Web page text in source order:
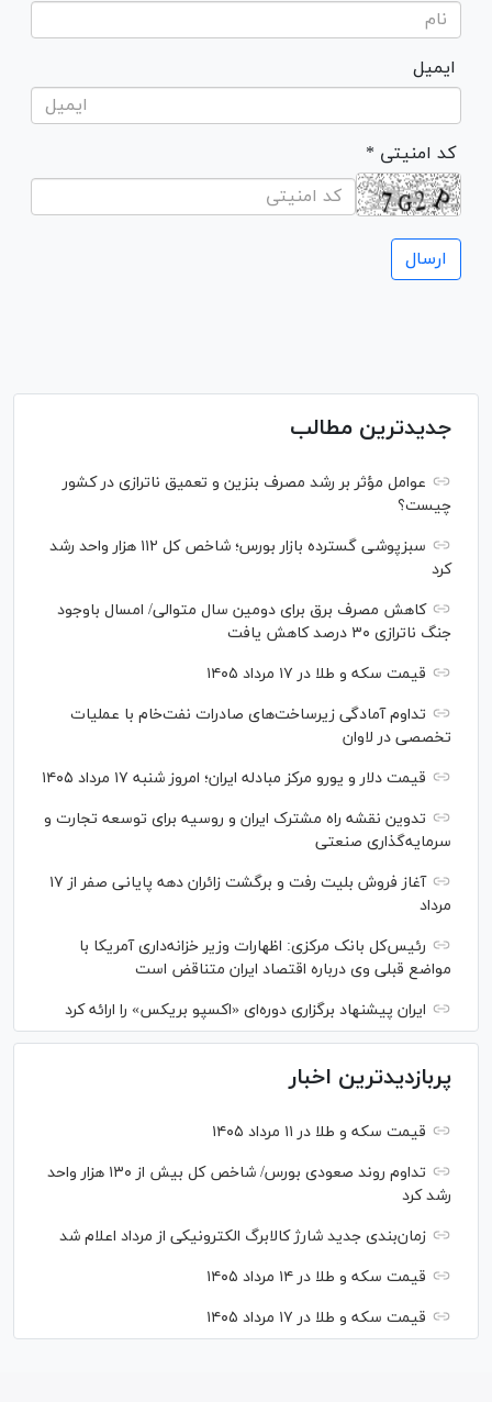
ایمیل
* کد امنیتی
جدیدترین مطالب
عوامل مؤثر بر رشد مصرف بنزین و تعمیق ناترازی در کشور
چیست؟
سبزپوشی گسترده بازار بورس؛ شاخص کل ۱۱۲ هزار واحد رشد
کرد
کاهش مصرف برق برای دومین سال متوالی/ امسال باوجود
جنگ ناترازی ۳۰ درصد کاهش یافت
قیمت سکه و طلا در ۱۷ مرداد ۱۴۰۵
تداوم آمادگی زیرساخت‌های صادرات نفت‌خام با عملیات
تخصصی در لاوان
قیمت دلار و یورو مرکز مبادله ایران؛ امروز شنبه ۱۷ مرداد ۱۴۰۵
تدوین نقشه راه مشترک ایران و روسیه برای توسعه تجارت و
سرمایه‌گذاری صنعتی
آغاز فروش بلیت رفت و برگشت زائران دهه پایانی صفر از ۱۷
مرداد
رئیس‌کل بانک مرکزی: اظهارات وزیر خزانه‌داری آمریکا با
مواضع قبلی وی درباره اقتصاد ایران متناقض است
ایران پیشنهاد برگزاری دوره‌ای «اکسپو بریکس» را ارائه کرد
پربازدیدترین اخبار
قیمت سکه و طلا در ۱۱ مرداد ۱۴۰۵
تداوم روند صعودی بورس/ شاخص کل بیش از ۱۳۰ هزار واحد
رشد کرد
زمان‌بندی جدید شارژ کالابرگ الکترونیکی از مرداد اعلام شد
قیمت سکه و طلا در ۱۴ مرداد ۱۴۰۵
قیمت سکه و طلا در ۱۷ مرداد ۱۴۰۵